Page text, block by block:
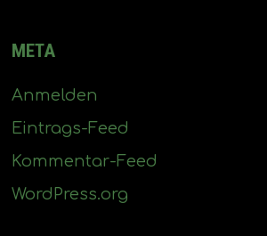
META
Anmelden
Eintrags-Feed
Kommentar-Feed
WordPress.org